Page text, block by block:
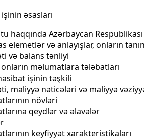
əsasları
haqqında Azərbaycan
elemetlər və anlayışlar, onların
və balans tənliyi
məlumatlara tələbatları
işinin təşkili
maliyyə nəticələri və maliyyə
növləri
qeydlər və əlavələr
keyfiyyət xarakteristikaları